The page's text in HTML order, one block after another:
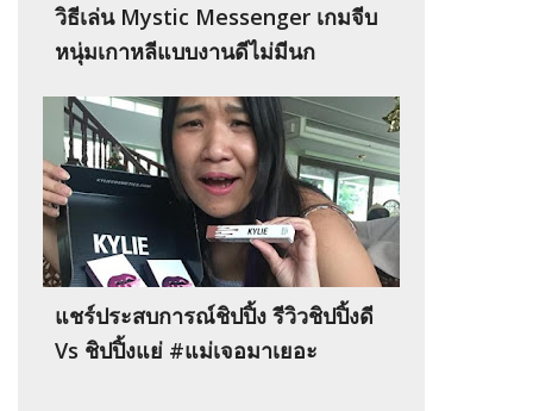
วิธีเล่น Mystic Messenger เกมจีบ
หนุ่มเกาหลีแบบงานดีไม่มีนก
แชร์ประสบการณ์ชิปปิ้ง รีวิวชิปปิ้งดี
Vs ชิปปิ้งแย่ #แม่เจอมาเยอะ